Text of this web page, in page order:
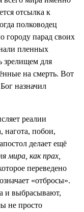
отсылка к
полководец
городу парад своих
пленных
зрелищем для
на смерть. Вот
назначил
реалии
нагота, побои,
делает ещё
мира, как прах,
переведено
«отбросы».
и выбрасывают,
не просто